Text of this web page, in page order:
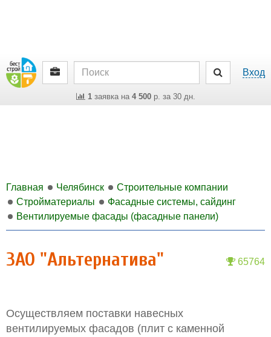
Вход
1заявка на 4 500р. за 30 дн.
Главная Челябинск
Строительные компании
Стройматериалы
Фасадные системы, сайдинг
Вентилируемые фасады (фасадные панели)
65764
ЗАО "Альтернатива"
Осуществляем поставки навесных
вентилируемых фасадов (плит с каменной